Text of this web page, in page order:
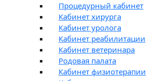
Процедурный кабинет
Кабинет хирурга
Кабинет уролога
Кабинет реабилитации
Кабинет ветеринара
Родовая палата
Кабинет физиотерапии